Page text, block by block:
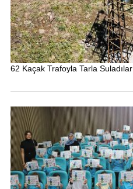
62 Kaçak Trafoyla Tarla Suladılar